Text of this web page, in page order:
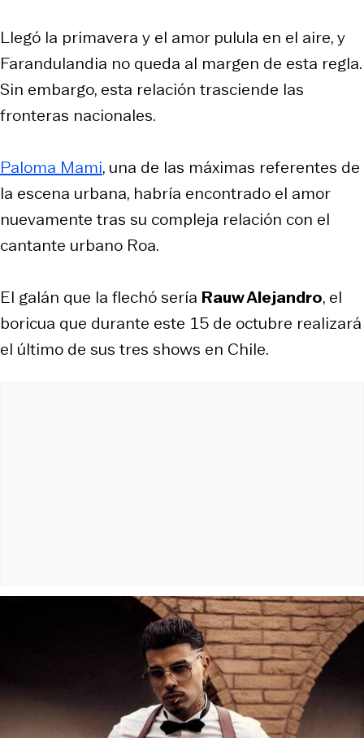
Llegó la primavera y el amor pulula en el aire, y
Farandulandia no queda al margen de esta regla.
Sin embargo, esta relación trasciende las
fronteras nacionales.
Paloma Mami, una de las máximas referentes de
la escena urbana, habría encontrado el amor
nuevamente tras su compleja relación con el
cantante urbano Roa.
El galán que la flechó sería Rauw Alejandro, el
boricua que durante este 15 de octubre realizará
el último de sus tres shows en Chile.